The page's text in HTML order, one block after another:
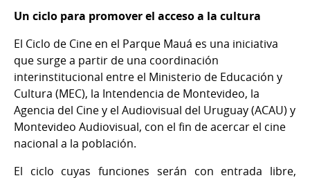
Un ciclo para promover el acceso a la cultura
El Ciclo de Cine en el Parque Mauá es una iniciativa
que surge a partir de una coordinación
interinstitucional entre el Ministerio de Educación y
Cultura (MEC), la Intendencia de Montevideo, la
Agencia del Cine y el Audiovisual del Uruguay (ACAU) y
Montevideo Audiovisual, con el fin de acercar el cine
nacional a la población.
El ciclo cuyas funciones serán con entrada libre,